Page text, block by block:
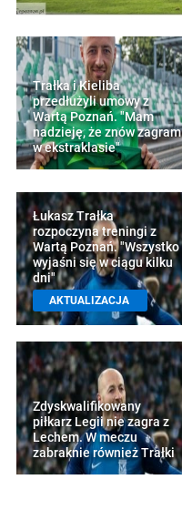
Trałka i Kieliba
przedłużyli umowy z
Wartą Poznań. "Mam
nadzieję, że znów zagram
w ekstraklasie"
Łukasz Trałka
rozpoczyna treningi z
Wartą Poznań. "Wszystko
wyjaśni się w ciągu kilku
dni"
AKTUALIZACJA
Zdyskwalifikowany
piłkarz Legii nie zagra z
Lechem. W meczu
zabraknie również Trałki